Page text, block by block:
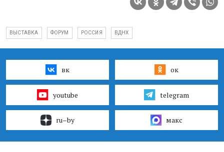
ВЫСТАВКА ФОРУМ РОССИЯ ВДНХ
вк ок
youtube telegram
ru–by макс